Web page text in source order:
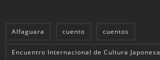
Alfaguara cuento cuentos
Encuentro Internacional de Cultura Japonesa